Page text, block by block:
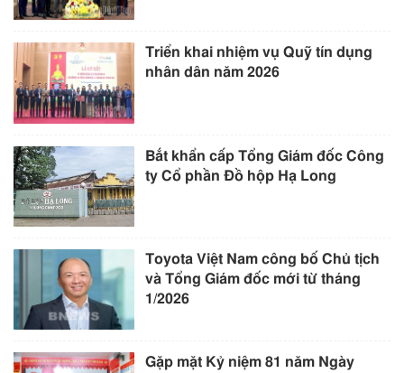
Triển khai nhiệm vụ Quỹ tín dụng
nhân dân năm 2026
Bắt khẩn cấp Tổng Giám đốc Công
ty Cổ phần Đồ hộp Hạ Long
Toyota Việt Nam công bố Chủ tịch
và Tổng Giám đốc mới từ tháng
1/2026
Gặp mặt Kỷ niệm 81 năm Ngày